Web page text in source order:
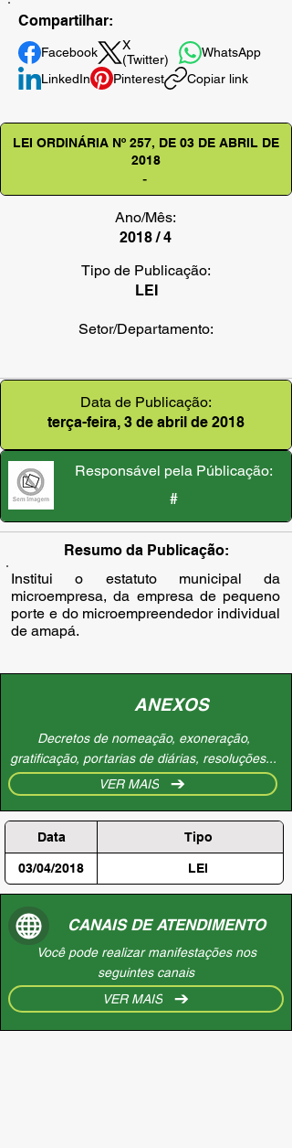
Compartilhar:
Facebook
X
(Twitter)
WhatsApp
LinkedIn
Pinterest Copiar link
LEI ORDINÁRIA Nº 257, DE 03 DE ABRIL DE
2018
-
Ano/Mês:
2018 / 4
Tipo de Publicação:
LEI
Setor/Departamento:
Data de Publicação:
terça-feira, 3 de abril de 2018
Responsável pela Públicação:
#
Resumo da Publicação:
Institui o estatuto municipal da
microempresa, da empresa de pequeno
porte e do microempreendedor individual
de amapá.
ANEXOS
Decretos de nomeação, exoneração,
gratificação, portarias de diárias, resoluções...
VER MAIS
Data Tipo
03/04/2018 LEI
CANAIS DE ATENDIMENTO
Você pode realizar manifestações nos
seguintes canais
VER MAIS